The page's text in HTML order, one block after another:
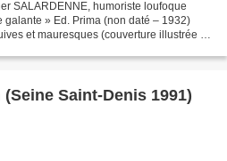
SALARDENNE, humoriste loufoque
galante » Ed. Prima (non daté – 1932)
et mauresques (couverture illustrée de
Saint-Denis 1991)